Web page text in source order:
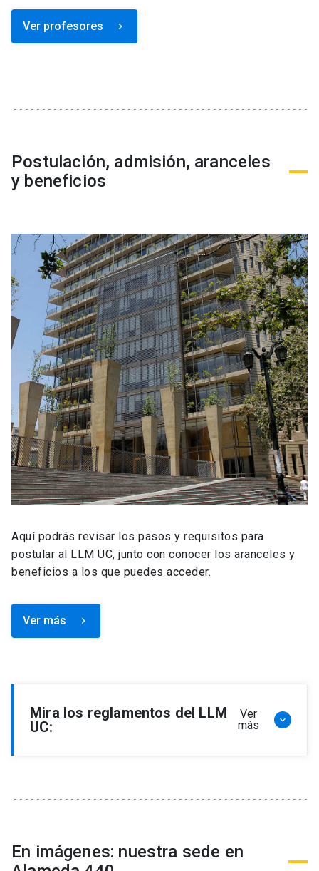
Ver profesores keyboard_arrow_right
Postulación, admisión, aranceles
y beneficios
Aquí podrás revisar los pasos y requisitos para
postular al LLM UC, junto con conocer los aranceles y
beneficios a los que puedes acceder.
Ver más keyboard_arrow_right
Mira los reglamentos del LLM
UC:
Ver
más
keyboard_arrow_down
Reglamento de Becas y Descuentos Programa
de Magíster en Derecho, LLM
En imágenes: nuestra sede en